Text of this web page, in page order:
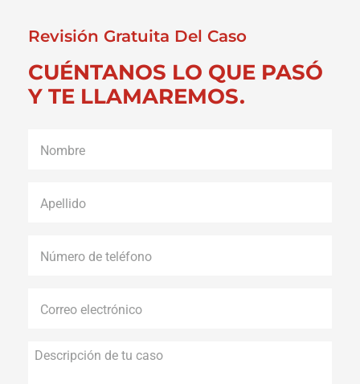
Revisión Gratuita Del Caso
CUÉNTANOS LO QUE PASÓ
Y TE LLAMAREMOS.
de
electrónico *